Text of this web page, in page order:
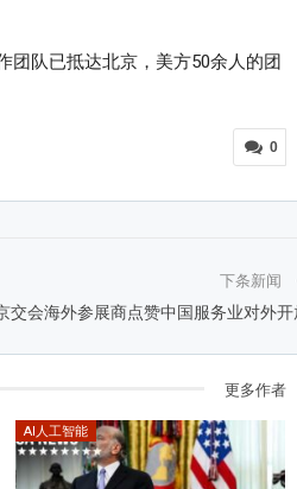
团队已抵达北京，美方50余人的团
0
下条新闻
交会海外参展商点赞中国服务业对外开
更多作者
AI人工智能